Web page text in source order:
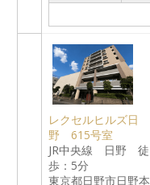
レクセルヒルズ日
野 615号室
JR中央線 日野 徒
歩：5分
東京都日野市日野本